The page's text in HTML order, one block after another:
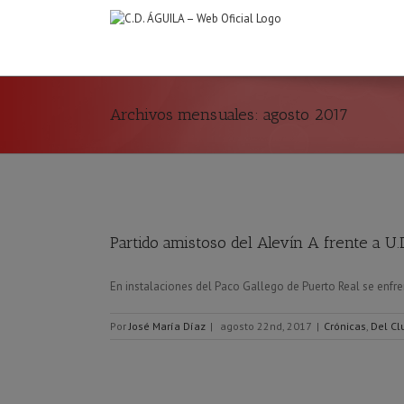
Archivos mensuales: agosto 2017
Partido amistoso del Alevín A frente a
En instalaciones del Paco Gallego de Puerto Real se
PorJosé María Díaz | agosto 22nd, 2017 | Crónicas, Del